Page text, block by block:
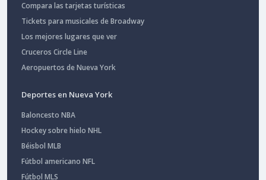
Compara las tarjetas turísticas
Tickets para musicales de Broadway
Los mejores lugares que ver
Cruceros Circle Line
Aeropuertos de Nueva York
Deportes en Nueva York
Baloncesto NBA
Hockey sobre hielo NHL
Béisbol MLB
Fútbol americano NFL
Fútbol MLS